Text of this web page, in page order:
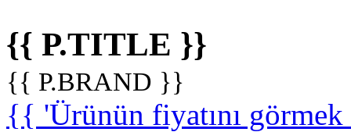
{{ P.TITLE }}
{{ P.BRAND }}
{{ 'Ürünün fiyatını